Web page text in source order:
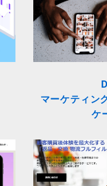
マーケティン
ケ